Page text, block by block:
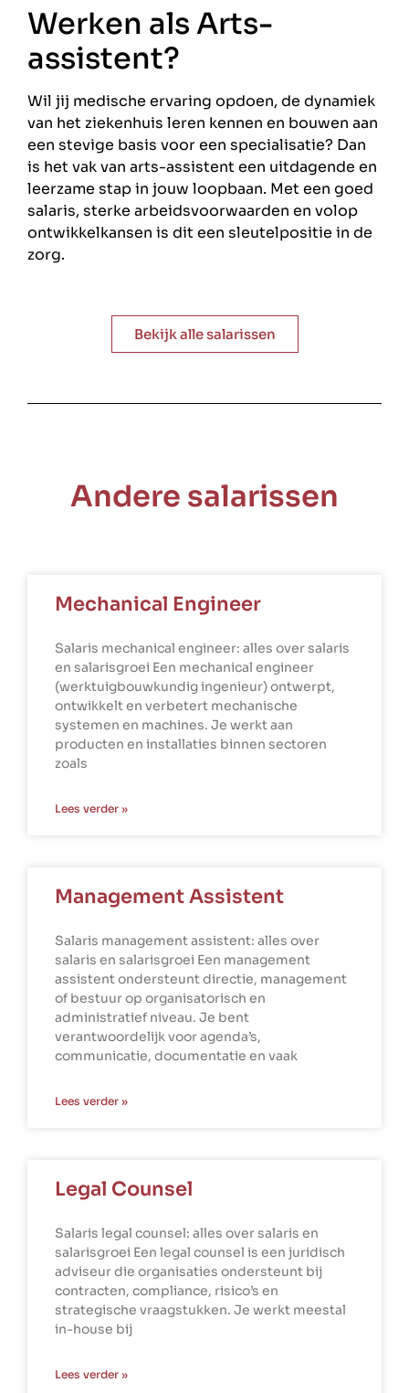
Werken als Arts-
assistent?
Wil jij medische ervaring opdoen, de dynamiek
van het ziekenhuis leren kennen en bouwen aan
een stevige basis voor een specialisatie? Dan
is het vak van arts-assistent een uitdagende en
leerzame stap in jouw loopbaan. Met een goed
salaris, sterke arbeidsvoorwaarden en volop
ontwikkelkansen is dit een sleutelpositie in de
zorg.
Bekijk alle salarissen
Andere salarissen
Mechanical Engineer
Salaris mechanical engineer: alles over salaris
en salarisgroei Een mechanical engineer
(werktuigbouwkundig ingenieur) ontwerpt,
ontwikkelt en verbetert mechanische
systemen en machines. Je werkt aan
producten en installaties binnen sectoren
zoals
Lees verder »
Management Assistent
Salaris management assistent: alles over
salaris en salarisgroei Een management
assistent ondersteunt directie, management
of bestuur op organisatorisch en
administratief niveau. Je bent
verantwoordelijk voor agenda’s,
communicatie, documentatie en vaak
Lees verder »
Legal Counsel
Salaris legal counsel: alles over salaris en
salarisgroei Een legal counsel is een juridisch
adviseur die organisaties ondersteunt bij
contracten, compliance, risico’s en
strategische vraagstukken. Je werkt meestal
in-house bij
Lees verder »